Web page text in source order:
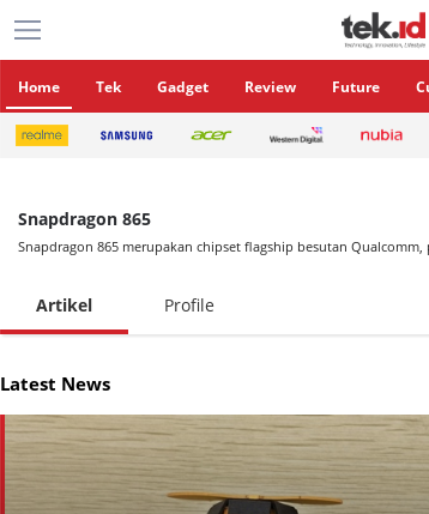
Home Tek Gadget Review Future
Snapdragon 865
Snapdragon 865 merupakan chipset flagship besutan Qualcomm,
Artikel Profile
Latest News